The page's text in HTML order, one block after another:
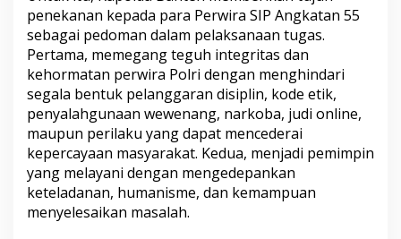
penekanan kepada para Perwira SIP Angkatan 55
sebagai pedoman dalam pelaksanaan tugas.
Pertama, memegang teguh integritas dan
kehormatan perwira Polri dengan menghindari
segala bentuk pelanggaran disiplin, kode etik,
penyalahgunaan wewenang, narkoba, judi online,
maupun perilaku yang dapat mencederai
kepercayaan masyarakat. Kedua, menjadi pemimpin
yang melayani dengan mengedepankan
keteladanan, humanisme, dan kemampuan
menyelesaikan masalah.